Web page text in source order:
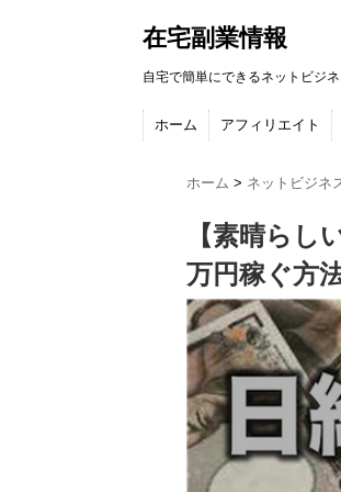
在宅副業情報
自宅で簡単にできるネットビジ
ホーム アフィリエイト
ホーム > ネットビジネ
【素晴らし
万円稼ぐ方